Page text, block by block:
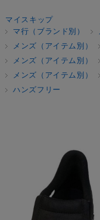
マイスキップ
マ行（ブランド別）
メンズ（アイテム別）
メンズ（アイテム別）
メンズ（アイテム別）
ハンズフリー